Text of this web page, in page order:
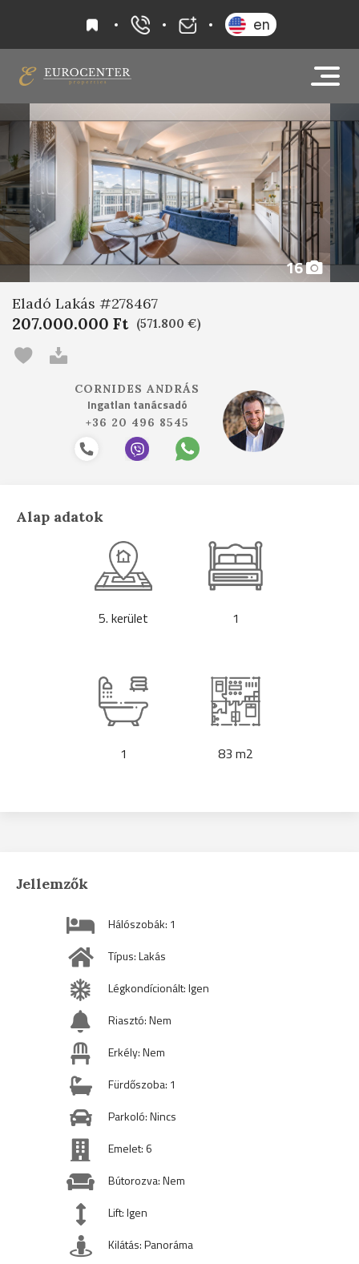
kedvencek+36 20 919 0005
en
16
Eladó Lakás #278467
207.000.000 Ft (571.800 €)
CORNIDES ANDRÁS
Ingatlan tanácsadó
+36 20 496 8545
Alap adatok
5. kerület 1
1 83 m2
Jellemzők
Hálószobák: 1
Típus: Lakás
Légkondícionált: Igen
Riasztó: Nem
Erkély: Nem
Fürdőszoba: 1
Parkoló: Nincs
Emelet: 6
Bútorozva: Nem
Lift: Igen
Kilátás: Panoráma